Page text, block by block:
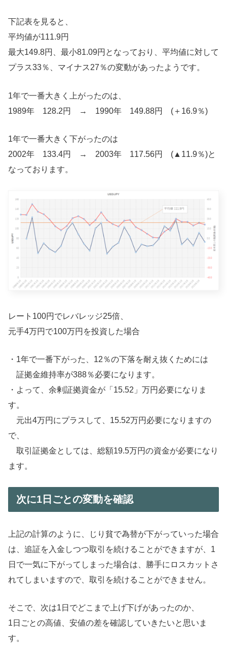
下記表を見ると、
平均値が111.9円
最大149.8円、最小81.09円となっており、平均値に対して
プラス33％、マイナス27％の変動があったようです。
1年で一番大きく上がったのは、
1989年 128.2円 → 1990年 149.88円 (＋16.9％)
1年で一番大きく下がったのは
2002年 133.4円 → 2003年 117.56円 (▲11.9％)と
なっております。
レート100円でレバレッジ25倍、
元手4万円で100万円を投資した場合
・1年で一番下がった、12％の下落を耐え抜くためには
証拠金維持率が388％必要になります。
・よって、余剰証拠資金が「15.52」万円必要になりま
す。
元出4万円にプラスして、15.52万円必要になりますの
で、
取引証拠金としては、総額19.5万円の資金が必要になり
ます。
次に1日ごとの変動を確認
上記の計算のように、じり貧で為替が下がっていった場合
は、追証を入金しつつ取引を続けることができますが、1
日で一気に下がってしまった場合は、勝手にロスカットさ
れてしまいますので、取引を続けることができません。
そこで、次は1日でどこまで上げ下げがあったのか、
1日ごとの高値、安値の差を確認していきたいと思いま
す。